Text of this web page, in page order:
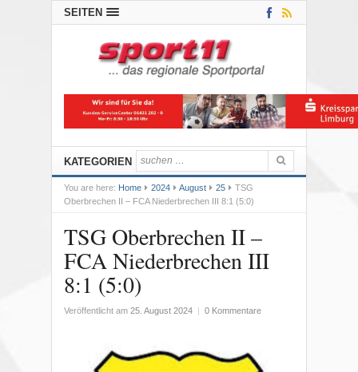
SEITEN
KATEGORIEN
You are here: Home 2024 August 25
TSG
Oberbrechen II – FCA Niederbrechen III 8:1 (5:0)
TSG Oberbrechen II –
FCA Niederbrechen III
8:1 (5:0)
Veröffentlicht am 25. August 2024 0 Kommentare